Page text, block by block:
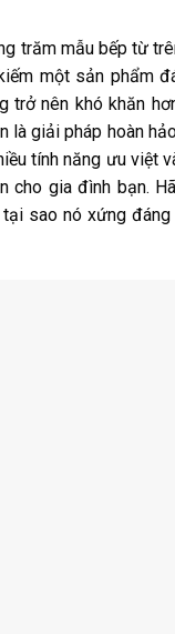
trăm mẫu bếp từ
một sản phẩm
trở nên khó khăn
là giải pháp hoàn
tính năng ưu việt
gia đình bạn.
sao nó xứng